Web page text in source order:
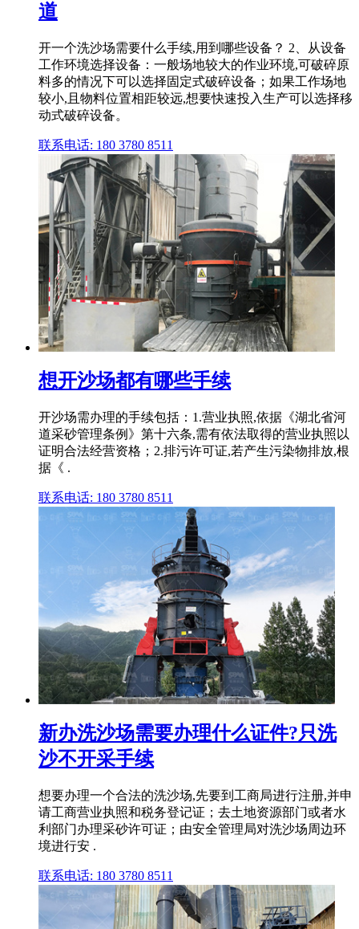
道
开一个洗沙场需要什么手续,用到哪些设备？ 2、从设备
工作环境选择设备：一般场地较大的作业环境,可破碎原
料多的情况下可以选择固定式破碎设备；如果工作场地
较小,且物料位置相距较远,想要快速投入生产可以选择移
动式破碎设备。
联系电话: 180 3780 8511
想开沙场都有哪些手续
开沙场需办理的手续包括：1.营业执照,依据《湖北省河
道采砂管理条例》第十六条,需有依法取得的营业执照以
证明合法经营资格；2.排污许可证,若产生污染物排放,根
据《 .
联系电话: 180 3780 8511
新办洗沙场需要办理什么证件?只洗
沙不开采手续
想要办理一个合法的洗沙场,先要到工商局进行注册,并申
请工商营业执照和税务登记证；去土地资源部门或者水
利部门办理采砂许可证；由安全管理局对洗沙场周边环
境进行安 .
联系电话: 180 3780 8511